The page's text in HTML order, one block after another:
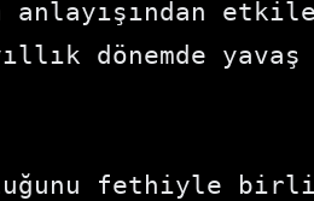
dönemde
fethiyle